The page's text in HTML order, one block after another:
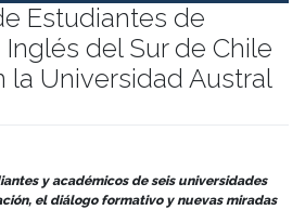
Estudiantes de
del Sur de Chile
la Universidad Austral
y académicos de seis universidades
el diálogo formativo y nuevas miradas